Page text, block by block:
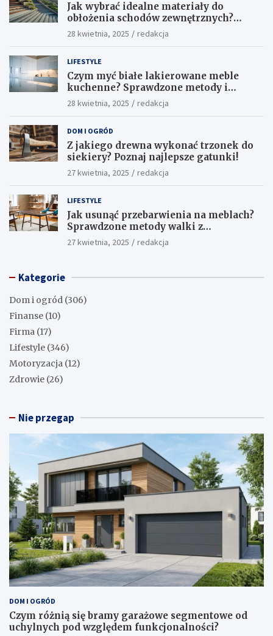
Jak wybrać idealne materiały do
obłożenia schodów zewnętrznych?
Praktyczne porady i inspiracje
28 kwietnia, 2025 redakcja
LIFESTYLE
Czym myć białe lakierowane meble
kuchenne? Sprawdzone metody i
skuteczne środki
28 kwietnia, 2025 redakcja
DOM I OGRÓD
Z jakiego drewna wykonać trzonek do
siekiery? Poznaj najlepsze gatunki!
27 kwietnia, 2025 redakcja
LIFESTYLE
Jak usunąć przebarwienia na meblach?
Sprawdzone metody walki z
uciążliwymi plamami!
27 kwietnia, 2025 redakcja
Kategorie
Dom i ogród (306)
Finanse (10)
Firma (17)
Lifestyle (346)
Motoryzacja (12)
Zdrowie (26)
Nie przegap
DOM I OGRÓD
Czym różnią się bramy garażowe segmentowe od
uchylnych pod względem funkcjonalności?